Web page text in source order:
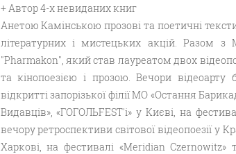
+ Автор 4-х невиданих книг
Анетою Камінською прозові та поетичні
літературних і мистецьких акцій. Разом
"Pharmakon", який став лауреатом двох
та кінопоезією і прозою. Вечори
відкритті запорізької філії МО «Остання
Видавців», «ГОГОЛЬFEST'і» у Києві, на
вечору ретроспективи світової відеопоезії у
Харкові, на фестивалі «Meridian Czernowitz»